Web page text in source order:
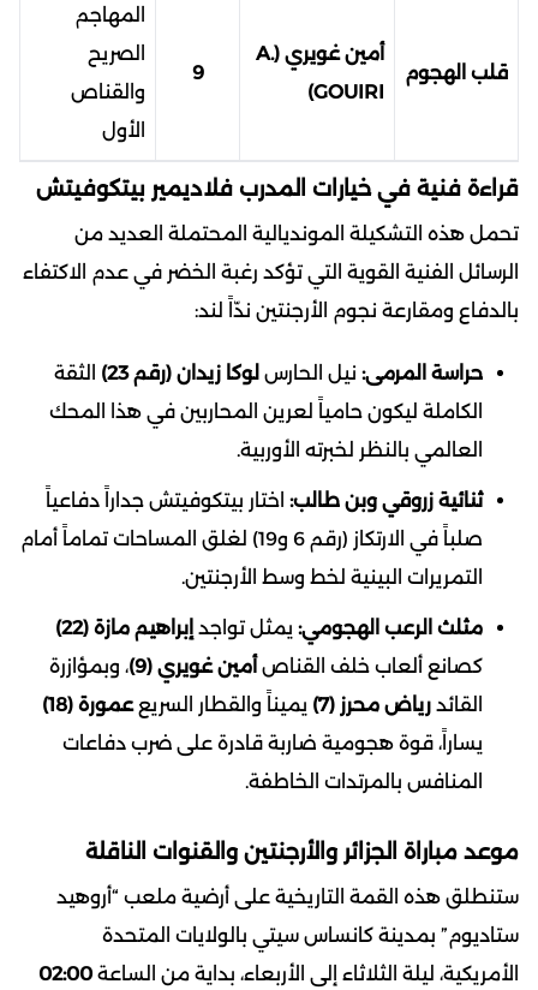
قلب الهجوم
أمين غويري (A.
GOUIRI)
9
المهاجم
الصريح
والقناص
الأول
قراءة فنية في خيارات المدرب فلاديمير بيتكوفيتش
تحمل هذه التشكيلة المونديالية المحتملة العديد من
الرسائل الفنية القوية التي تؤكد رغبة الخضر في عدم الاكتفاء
بالدفاع ومقارعة نجوم الأرجنتين ندّاً لند:
حراسة المرمى: نيل الحارس لوكا زيدان (رقم 23)
الثقة
الكاملة ليكون حامياً لعرين المحاربين في هذا المحك
العالمي بالنظر لخبرته الأوربية.
ثنائية زروقي وبن طالب: اختار بيتكوفيتش جداراً دفاعياً
صلباً في الارتكاز (رقم 6 و19) لغلق المساحات تماماً أمام
التمريرات البينية لخط وسط الأرجنتين.
مثلث الرعب الهجومي: يمثل تواجد إبراهيم مازة (22)
كصانع ألعاب خلف القناص أمين غويري (9)
، وبمؤازرة
القائد رياض محرز (7) يميناً والقطار السريععمورة (18)
يساراً، قوة هجومية ضاربة قادرة على ضرب دفاعات
المنافس بالمرتدات الخاطفة.
موعد مباراة الجزائر والأرجنتين والقنوات الناقلة
ستنطلق هذه القمة التاريخية على أرضية ملعب “أروهيد
ستاديوم” بمدينة كانساس سيتي بالولايات المتحدة
الأمريكية، ليلة الثلاثاء إلى الأربعاء، بداية من الساعة 02:00